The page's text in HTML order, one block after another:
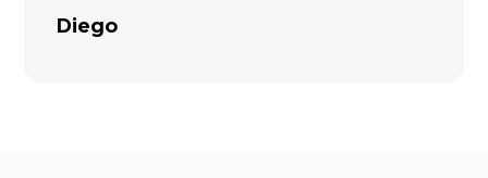
Diego